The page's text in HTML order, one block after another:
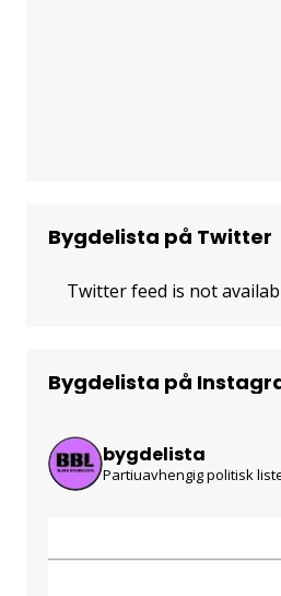
Bygdelista på Twitter
Twitter feed is not
Bygdelista på
bygdelista
Partiuavhengig politisk